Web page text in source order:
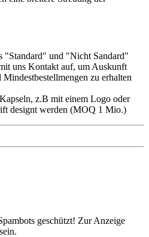
"Standard" und "Nicht Sandard"
uns Kontakt auf, um Auskunft
zu erhalten
z.B mit einem Logo oder
designt werden (MOQ 1 Mio.)
geschützt! Zur Anzeige